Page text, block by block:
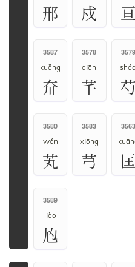
邢 戍 亘
3587
kuǎng
夼
3578
qiān
芊
3579
sháo
芍
3580
wán
芄
3583
xiōng
芎
3563
匡
3589
liào
尥